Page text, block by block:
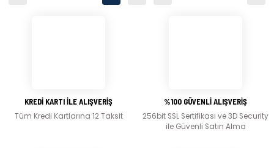
KREDİ KARTI İLE ALIŞVERİŞ
Tüm Kredi Kartlarına 12 Taksit
%100 GÜVENLİ ALIŞVERİŞ
256bit SSL Sertifikası ve 3D Security
ile Güvenli Satın Alma